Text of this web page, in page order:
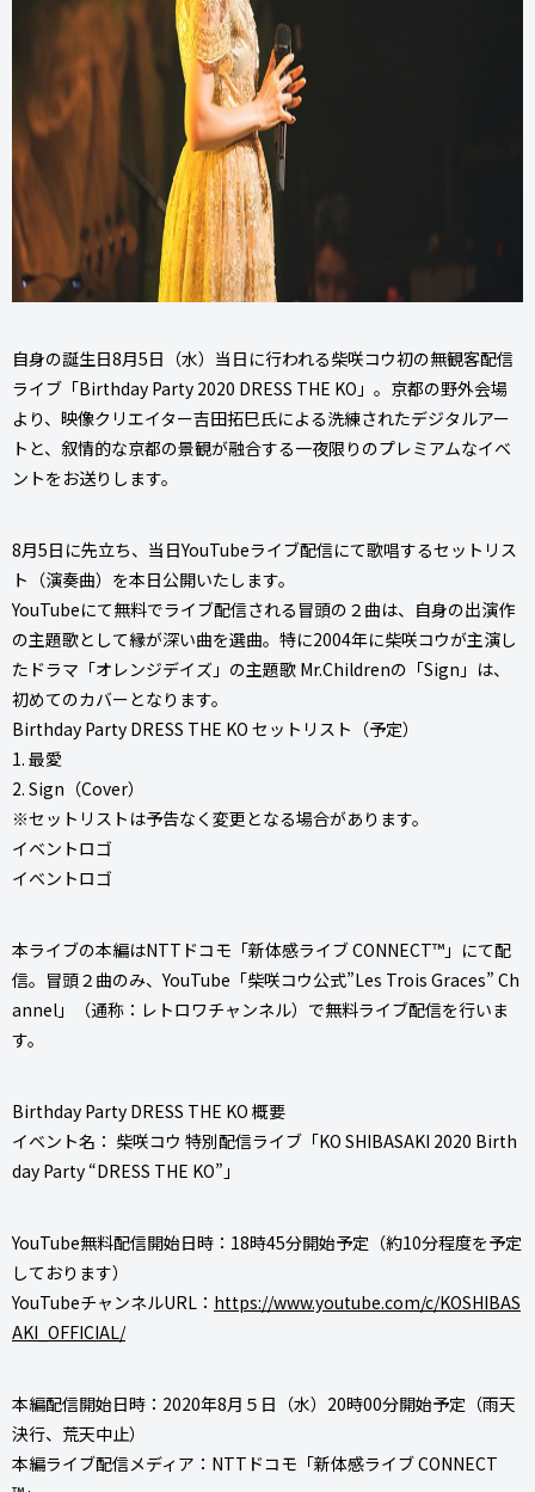
自身の誕生日8月5日（水）当日に行われる柴咲コウ初の無観客配信
ライブ「Birthday Party 2020 DRESS THE KO」。京都の野外会場
より、映像クリエイター吉田拓巳氏による洗練されたデジタルアー
トと、叙情的な京都の景観が融合する一夜限りのプレミアムなイベ
ントをお送りします。
8月5日に先立ち、当日YouTubeライブ配信にて歌唱するセットリス
ト（演奏曲）を本日公開いたします。
YouTubeにて無料でライブ配信される冒頭の２曲は、自身の出演作
の主題歌として縁が深い曲を選曲。特に2004年に柴咲コウが主演し
たドラマ「オレンジデイズ」の主題歌 Mr.Childrenの「Sign」は、
初めてのカバーとなります。
Birthday Party DRESS THE KO セットリスト（予定）
1. 最愛
2. Sign（Cover）
※セットリストは予告なく変更となる場合があります。
イベントロゴ
イベントロゴ
本ライブの本編はNTTドコモ「新体感ライブ CONNECT™️」にて配
信。冒頭２曲のみ、YouTube「柴咲コウ公式”Les Trois Graces” Ch
annel」（通称：レトロワチャンネル）で無料ライブ配信を行いま
す。
Birthday Party DRESS THE KO 概要
イベント名： 柴咲コウ 特別配信ライブ「KO SHIBASAKI 2020 Birth
day Party “DRESS THE KO”」
YouTube無料配信開始日時：18時45分開始予定（約10分程度を予定
しております）
YouTubeチャンネルURL： https://www.youtube.com/c/KOSHIBAS
AKI_OFFICIAL/
本編配信開始日時：2020年8月５日（水）20時00分開始予定（雨天
決行、荒天中止）
本編ライブ配信メディア：NTTドコモ「新体感ライブ CONNECT